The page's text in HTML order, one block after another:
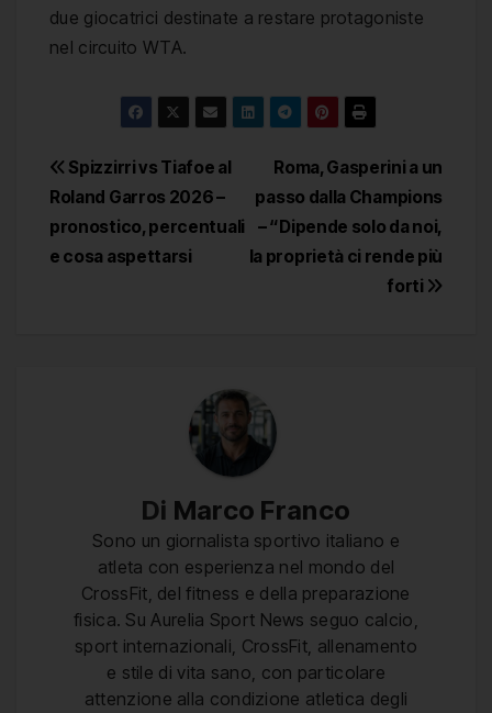
due giocatrici destinate a restare protagoniste
nel circuito WTA.
Navigazione
articoli
Roma, Gasperini a un
passo dalla Champions
– “Dipende solo da noi,
la proprietà ci rende più
forti
Spizzirri vs Tiafoe al
Roland Garros 2026 –
pronostico, percentuali
e cosa aspettarsi
Di Marco Franco
Sono un giornalista sportivo italiano e
atleta con esperienza nel mondo del
CrossFit, del fitness e della preparazione
fisica. Su Aurelia Sport News seguo calcio,
sport internazionali, CrossFit, allenamento
e stile di vita sano, con particolare
attenzione alla condizione atletica degli